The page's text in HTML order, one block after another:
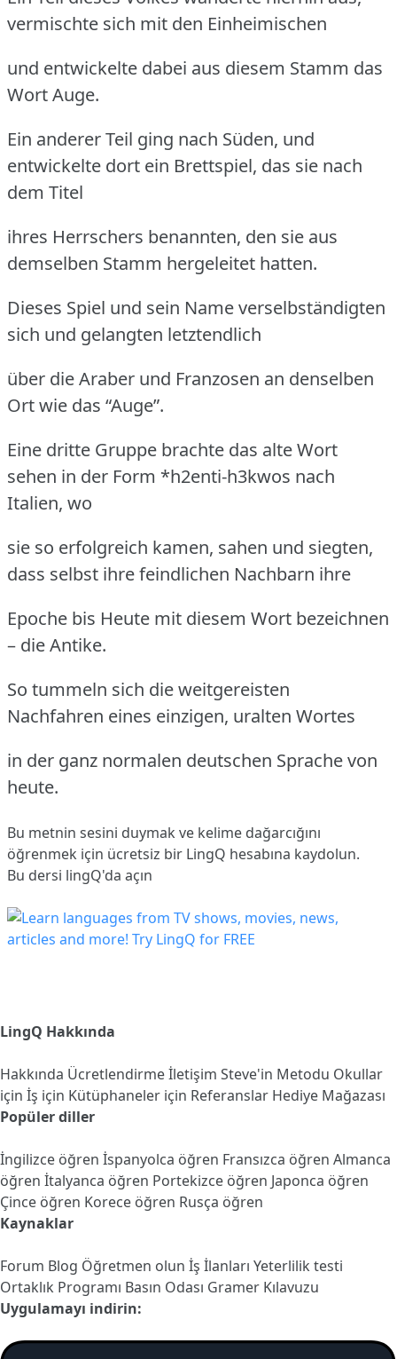
vermischte sich mit den Einheimischen
und entwickelte dabei aus diesem Stamm das
Wort Auge.
Ein anderer Teil ging nach Süden, und
entwickelte dort ein Brettspiel, das sie nach
dem Titel
ihres Herrschers benannten, den sie aus
demselben Stamm hergeleitet hatten.
Dieses Spiel und sein Name verselbständigten
sich und gelangten letztendlich
über die Araber und Franzosen an denselben
Ort wie das “Auge”.
Eine dritte Gruppe brachte das alte Wort
sehen in der Form *h2enti-h3kwos nach
Italien, wo
sie so erfolgreich kamen, sahen und siegten,
dass selbst ihre feindlichen Nachbarn ihre
Epoche bis Heute mit diesem Wort bezeichnen
– die Antike.
So tummeln sich die weitgereisten
Nachfahren eines einzigen, uralten Wortes
in der ganz normalen deutschen Sprache von
heute.
Bu metnin sesini duymak ve kelime dağarcığını
öğrenmek için ücretsiz bir LingQ hesabına kaydolun.
Bu dersi lingQ'da açın
LingQ Hakkında
Hakkında Ücretlendirmeİletişim Steve'in Metodu Okullar
için İş için Kütüphaneler için Referanslar Hediye Mağazası
Popüler diller
İngilizce öğren İspanyolca öğren Fransızca öğren Almanca
öğren İtalyanca öğren Portekizce öğren Japonca öğren
Çince öğren Korece öğren Rusça öğren
Kaynaklar
Forum Blog Öğretmen olun İş İlanları Yeterlilik testi
Ortaklık Programı Basın Odası Gramer Kılavuzu
Uygulamayı indirin: